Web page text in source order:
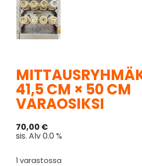
41,5 CM × 50 CM
VARAOSIKSI
70,00 €
sis. Alv 0.0 %
1 varastossa